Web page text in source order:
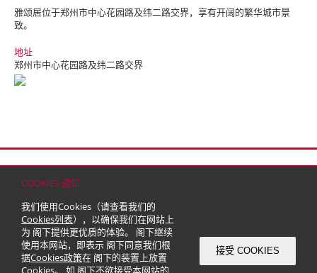
COOKIES 通知
我们使用Cookies（请查看我们的
Cookies列表），以确保我们在网站上
为 阁下提供更优质的体验。 阁下继续
使用本网站，即表示 阁下同意我们根
据Cookies政策在 阁下的装置上放置
Cookies。 如 阁下不欲接受本网站的
接受 COOKIES
雅颂居位于郑州市中心花园路及纬二路交界，享有开阔的繁华城市景
致。
地址
郑州市中心花园路及纬二路交界
© 2026 嘉里建设有限公司 (于百慕达注册成立之有限公司)